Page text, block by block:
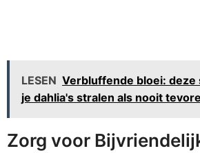
LESEN Verbluffende bloei: deze
je dahlia's stralen als nooit
Zorg voor